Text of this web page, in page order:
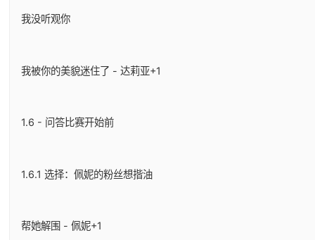
我没听观你
我被你的美貌迷住了 - 达莉亚+1
1.6 - 问答比赛开始前
1.6.1 选择：佩妮的粉丝想揩油
帮她解围 - 佩妮+1